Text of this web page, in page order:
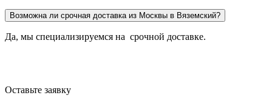
Возможна ли срочная доставка из Москвы в Вяземский?
Да, мы специализируемся на срочной доставке.
Оставьте заявку